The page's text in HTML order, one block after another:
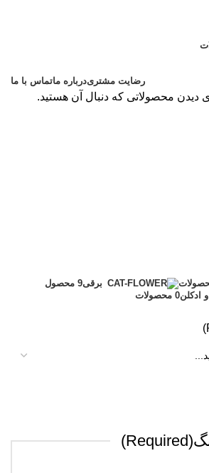
رضایت مشتریدرباره ماتماس با ما
برقی9 محصول
ادکلن0 محصولات
(Required)
دیدن محصولاتی که دنبال آن هستید.